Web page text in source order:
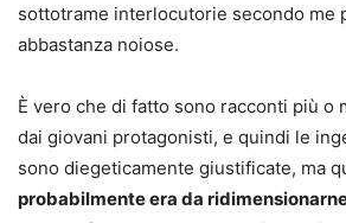
sottotrame interlocutorie secondo me
abbastanza noiose.
È vero che di fatto sono racconti più o
dai giovani protagonisti, e quindi le
sono diegeticamente giustificate, ma
probabilmente era da